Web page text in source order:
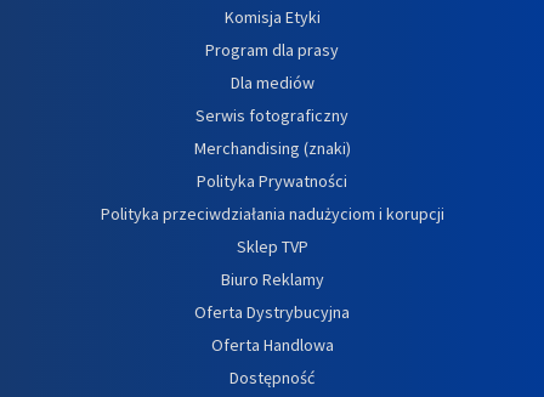
Komisja Etyki
Program dla prasy
Dla mediów
Serwis fotograficzny
Merchandising (znaki)
Polityka Prywatności
Polityka przeciwdziałania nadużyciom i korupcji
Sklep TVP
Biuro Reklamy
Oferta Dystrybucyjna
Oferta Handlowa
Dostępność